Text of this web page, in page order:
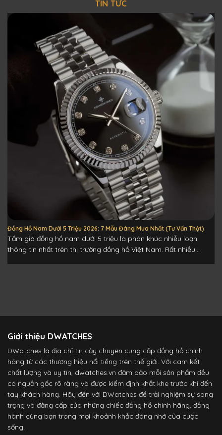
TIN TỨC
Đồng Hồ Nam Dưới 5 Triệu 2026: 7 Mẫu Đáng Mua Nhất (Tư Vấn Thật)
Tầm giá đồng hồ nam dưới 5 triệu là phân khúc nhiễu loạn
thông tin nhất trên thị trường đồng hồ Việt Nam. Rất nhiều...
Giới thiệu DWATCHES
DWatches là địa chỉ tin cậy chuyên cung cấp đồng hồ chính
hãng từ các thương hiệu nổi tiếng trên thế giới. Với cam kết
chất lượng và uy tín, dwatches.vn đảm bảo mỗi sản phẩm đều
có nguồn gốc rõ ràng và được kiểm định khắt khe trước khi đến
tay khách hàng. Hãy đến với DWatches để trải nghiệm sự sang
trọng và đẳng cấp của những chiếc đồng hồ chính hãng, đồng
hành cùng bạn trong mọi khoảnh khắc đáng nhớ của cuộc
sống.